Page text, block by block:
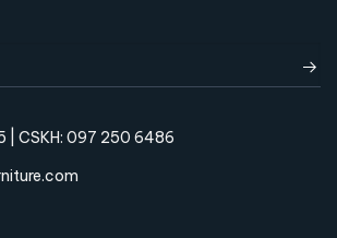
| CSKH: 097 250 6486